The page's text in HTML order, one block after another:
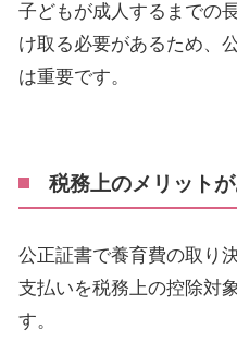
子どもが成人するまでの
け取る必要があるため、
は重要です。
税務上のメリット
公正証書で養育費の取り
支払いを税務上の控除対
す。